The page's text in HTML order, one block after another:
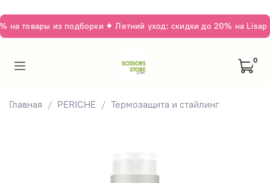
на товары из подборки ✦ Летний уход: скидки до 20% на
0
Главная PERICHE Термозащита и стайлинг